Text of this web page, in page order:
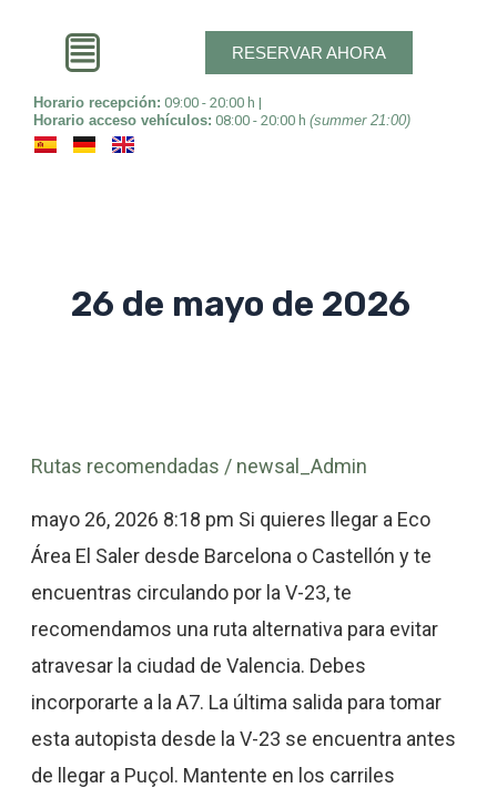
RESERVAR AHORA
Horario recepción: 09:00 - 20:00 h |
Horario acceso vehículos: 08:00 - 20:00 h (summer 21:00)
26 de mayo de 2026
Rutas recomendadas / newsal_Admin
mayo 26, 2026 8:18 pm Si quieres llegar a Eco
Área El Saler desde Barcelona o Castellón y te
encuentras circulando por la V-23, te
recomendamos una ruta alternativa para evitar
atravesar la ciudad de Valencia. Debes
incorporarte a la A7. La última salida para tomar
esta autopista desde la V-23 se encuentra antes
de llegar a Puçol. Mantente en los carriles
recomendada
para
llegar
a
Eco
Área
El
Saler
sin